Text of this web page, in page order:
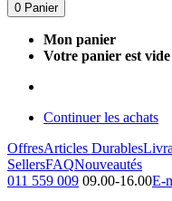
0 Panier
Mon panier
Votre panier est vide
Continuer les achats
OffresArticles Durables
SellersFAQNouveautés
011 559 009 09.00-16.00E-